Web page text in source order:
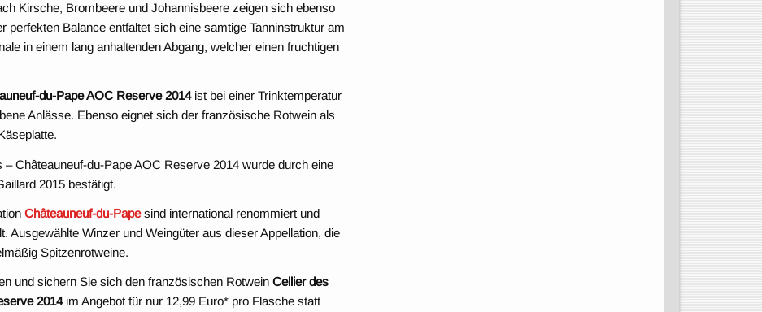
Kirsche, Brombeere und Johannisbeere zeigen sich ebenso
perfekten Balance entfaltet sich eine samtige Tanninstruktur am
in einem lang anhaltenden Abgang, welcher einen fruchtigen
du-Pape AOC Reserve 2014ist bei einer Trinktemperatur
Anlässe. Ebenso eignet sich der französische Rotwein als
Châteauneuf-du-Pape AOC Reserve 2014 wurde durch eine
2015 bestätigt.
Châteauneuf-du-Papesind international renommiert und
Ausgewählte Winzer und Weingüter aus dieser Appellation, die
Spitzenrotweine.
und sichern Sie sich den französischen RotweinCellier des
2014im Angebot für nur 12,99 Euro* pro Flasche statt